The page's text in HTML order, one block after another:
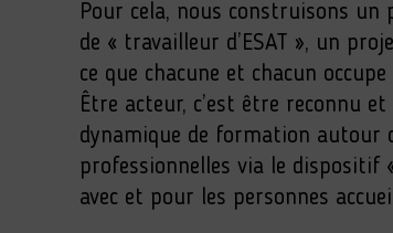
Pour cela, nous construisons un
de « travailleur d’ESAT », un
ce que chacune et chacun
Être acteur, c’est être reconnu
dynamique de formation autour
professionnelles via le dispositif
avec et pour les personnes